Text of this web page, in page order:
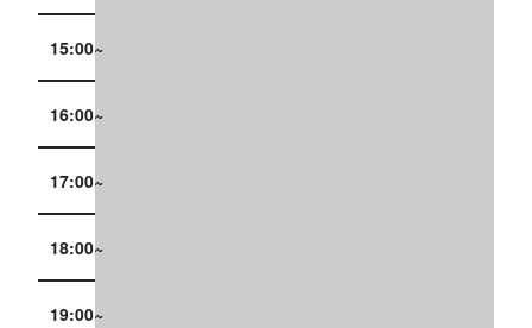
15:00~
16:00~
17:00~
18:00~
19:00~